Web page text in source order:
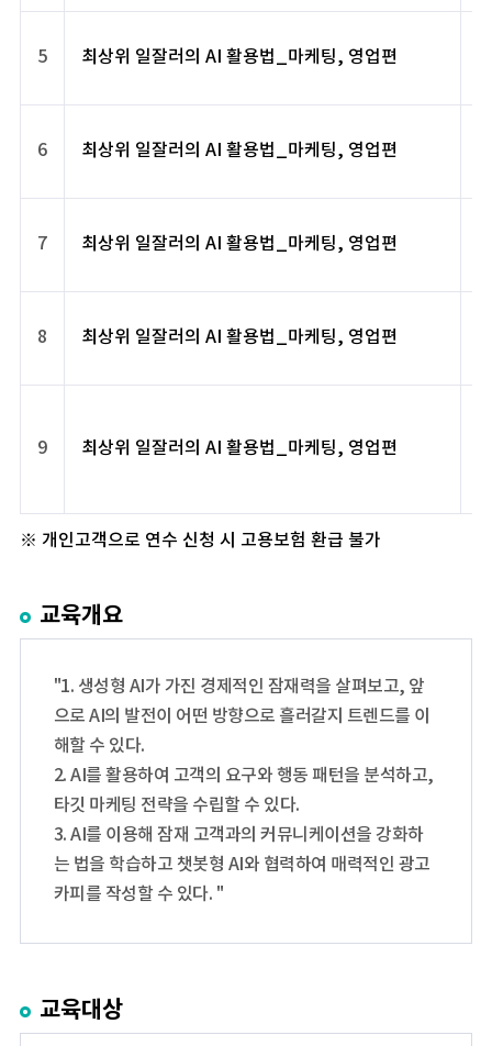
5 최상위 일잘러의 AI 활용법_마케팅, 영업편
6 최상위 일잘러의 AI 활용법_마케팅, 영업편
7 최상위 일잘러의 AI 활용법_마케팅, 영업편
8 최상위 일잘러의 AI 활용법_마케팅, 영업편
9 최상위 일잘러의 AI 활용법_마케팅, 영업편
※ 개인고객으로 연수 신청 시 고용보험 환급 불가
교육개요
"1. 생성형 AI가 가진 경제적인 잠재력을 살펴보고, 앞
으로 AI의 발전이 어떤 방향으로 흘러갈지 트렌드를 이
해할 수 있다.
2. AI를 활용하여 고객의 요구와 행동 패턴을 분석하고,
타깃 마케팅 전략을 수립할 수 있다.
3. AI를 이용해 잠재 고객과의 커뮤니케이션을 강화하
는 법을 학습하고 챗봇형 AI와 협력하여 매력적인 광고
카피를 작성할 수 있다. "
교육대상